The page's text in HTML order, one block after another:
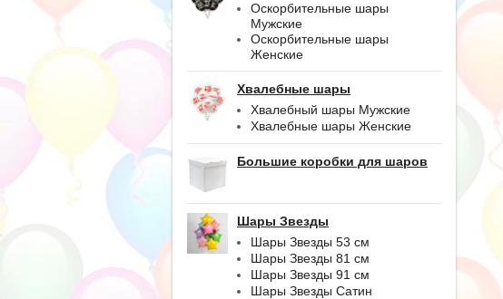
Оскорбительные шары
Мужские
Оскорбительные шары
Женские
Хвалебные шары
Хвалебный шары Мужские
Хвалебные шары Женские
Большие коробки для шаров
Шары Звезды
Шары Звезды 53 см
Шары Звезды 81 см
Шары Звезды 91 см
Шары Звезды Сатин